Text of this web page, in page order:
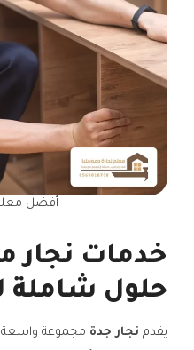
أفضل
خدمات نجار
حلول شاملة
يقدم نجار جدة مجموعة واسعة